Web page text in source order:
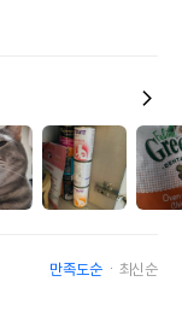
만족도순 최신순